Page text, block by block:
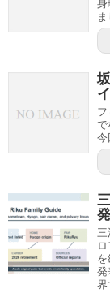
身
ま
で
今
三
発
界